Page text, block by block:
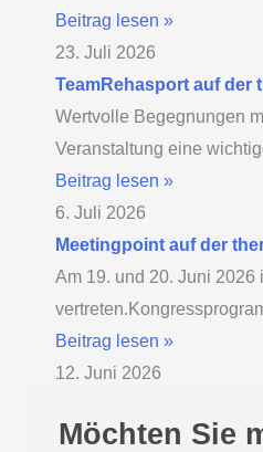
Beitrag lesen »
23. Juli 2026
TeamRehasport auf der
Wertvolle Begegnungen
Veranstaltung eine
Beitrag lesen »
6. Juli 2026
Meetingpoint auf der
Am 19. und 20. Juni
Beitrag lesen »
12. Juni 2026
Möchten Sie